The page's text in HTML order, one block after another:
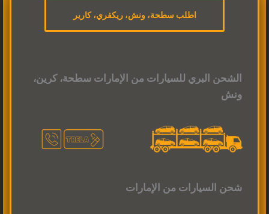
اطلب سطحة، ونش، ريكفري، كارير
الشحن البري للسيارات من الإمارات سطحة، كرين،
ونش
https://qr1.be/9SSQ
تعليق
https://qr1.be/9SSQ
شحن السيارات من الإمارات